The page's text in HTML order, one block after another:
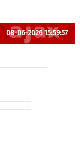
08-06-2026 15:59:57